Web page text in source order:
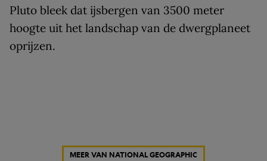
Pluto bleek dat ijsbergen van 3500 meter
hoogte uit het landschap van de dwergplaneet
oprijzen.
MEER VAN NATIONAL GEOGRAPHIC